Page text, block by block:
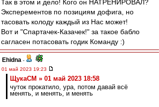
Так в этом и дело! Кого он НАТРЕНИРОВАЛ?
Эксперементов по позициям дофига, но
тасовать колоду каждый из Нас может!
Вот и "Спартачек-Казачек!" за такое бабло
сагласен потасовать годик Команду :)
Ehidna -
01 май 2023 19:23
ЩукаСМ » 01 май 2023 18:58
чуток прокатило, ура, потом давай всё
менять, и менять, и менять